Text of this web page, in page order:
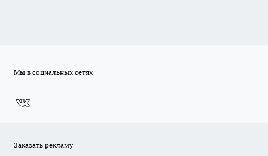
Мы в социальных сетях
Заказать рекламу